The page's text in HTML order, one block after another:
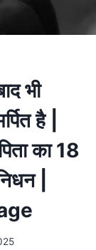
भी
है |
का 18
|